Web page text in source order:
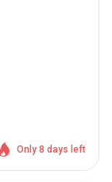
Only 8 days left